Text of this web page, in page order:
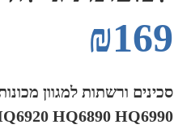
₪169
HQ6890 HQ6990